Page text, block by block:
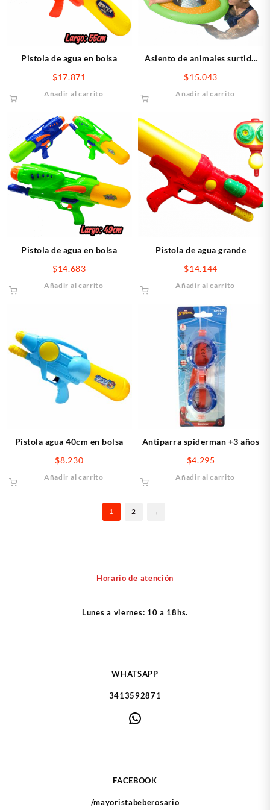
Pistola de agua en bolsa
$17.871
Añadir al carrito
Asiento de animales surtido
$15.043
Añadir al carrito
Pistola de agua en bolsa
$14.683
Añadir al carrito
Pistola de agua grande
$14.144
Añadir al carrito
Pistola agua 40cm en bolsa
$8.230
Añadir al carrito
Antiparra spiderman +3 años
$4.295
Añadir al carrito
1 2 →
Horario de atención
Lunes a viernes: 10 a 18hs.
WHATSAPP
3413592871
WhatsApp
FACEBOOK
/mayoristabeberosario